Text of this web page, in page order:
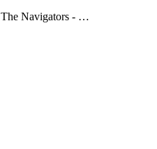
The Navigators - …